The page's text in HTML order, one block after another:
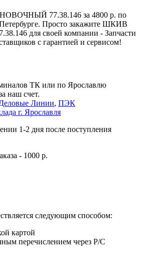
77.38.146 за 4800 р. по
Просто закажите ШКИВ
для своей компании - Запчасти
с гарантией и сервисом!
ТК или по Ярославлю
наш счет.
Линии, ПЭК
г. Ярославля
1-2 дня после поступления
- 1000 р.
следующим способом:
картой
перечислением через Р/С